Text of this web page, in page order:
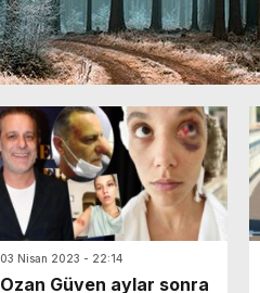
03 Nisan 2023 - 22:14
Ozan Güven aylar sonra